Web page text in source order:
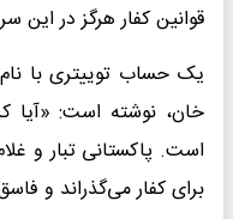
قوانین کفار هرگز در این
یک حساب توییتری با نام
خان، نوشته است: «آیا
است. پاکستانی تبار و
برای کفار می‌گذراند و